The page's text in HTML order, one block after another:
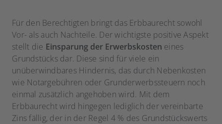
Für den Berechtigten bringt das Erbbaurecht sowohl
Vor- als auch Nachteile. Der wichtigste positive Aspekt
stellt die Einsparung der Erwerbskosten eines
Grundstücks dar. Diese sind für viele ein
unüberwindbares Hindernis, das durch Nebenkosten
wie Notargebühren oder Grunderwerbssteuern noch
einmal zusätzlich angehoben wird. Mit dem
Erbbaurecht wird hingegen lediglich der vereinbarte
Zins fällig, der in der Regel 4 % des Grundstückswerts